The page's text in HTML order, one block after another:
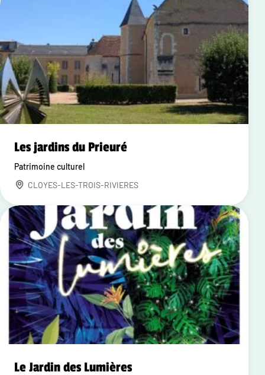
Les jardins du Prieuré
Patrimoine culturel
CLOYES-LES-TROIS-RIVIERES
Le Jardin des Lumières